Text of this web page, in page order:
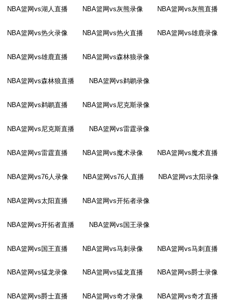
NBA篮网vs湖人直播 NBA篮网vs灰熊录像 NBA篮网vs灰熊直播
NBA篮网vs热火录像 NBA篮网vs热火直播 NBA篮网vs雄鹿录像
NBA篮网vs雄鹿直播 NBA篮网vs森林狼录像
NBA篮网vs森林狼直播 NBA篮网vs鹈鹕录像
NBA篮网vs鹈鹕直播 NBA篮网vs尼克斯录像
NBA篮网vs尼克斯直播 NBA篮网vs雷霆录像
NBA篮网vs雷霆直播 NBA篮网vs魔术录像 NBA篮网vs魔术直播
NBA篮网vs76人录像 NBA篮网vs76人直播 NBA篮网vs太阳录像
NBA篮网vs太阳直播 NBA篮网vs开拓者录像
NBA篮网vs开拓者直播 NBA篮网vs国王录像
NBA篮网vs国王直播 NBA篮网vs马刺录像 NBA篮网vs马刺直播
NBA篮网vs猛龙录像 NBA篮网vs猛龙直播 NBA篮网vs爵士录像
NBA篮网vs爵士直播 NBA篮网vs奇才录像 NBA篮网vs奇才直播